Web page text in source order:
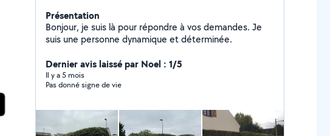
Présentation
Bonjour, je suis là pour répondre à vos demandes. Je
suis une personne dynamique et déterminée.
Dernier avis laissé par Noel : 1/5
Il y a 5 mois
Pas donné signe de vie